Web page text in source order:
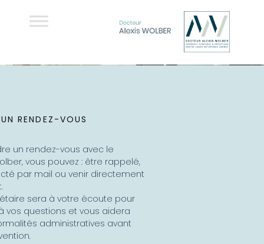
RENDEZ-VOUS
un rendez-vous avec le
vous pouvez : être rappelé,
par mail ou venir directement
sera à votre écoute pour
vos questions et vous aidera
administratives avant